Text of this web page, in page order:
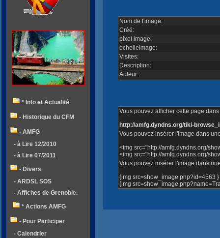
Nom de l'image:
Créé:
pixel image:
échelleImage:
Visites:
Description:
Auteur:
Vous pouvez afficher cette page
http://amfg.dyndns.org/tiki-
Vous pouvez insérer l'image dans
<img src="http://amfg.dyndns.org/
<img src="http://amfg.dyndns.org/
Vous pouvez insérer l'image dans
{img src=show_image.php?id=4563 }
{img
* Info et Actualité
- Historique du CFM
- AMFG
- à Lire 12/2010
- à Lire 07/2011
- Divers
- ARDSL SOS
- Affiches de Grenoble.
* Actions AMFG
- Pour Participer
- Calendrier